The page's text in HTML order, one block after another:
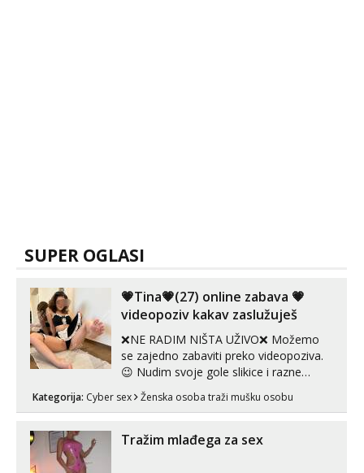
SUPER OGLASI
💗Tina💗(27) online zabava 💗
videopoziv kakav zaslužuješ
❌NE RADIM NIŠTA UŽIVO❌ Možemo
se zajedno zabaviti preko videopoziva.
😉 Nudim svoje gole slikice i razne
videouradke. 🤩 Za online zabavu pošalji
poruku na Whatsapp, Telegram ili Viber.
autentičnosti možeš me vidjeti na
videopozivu. 😉 S vama sam vec 5 ...
Kategorija: Cyber sex Ženska osoba traži mušku osobu
Tražim mlađega za sex